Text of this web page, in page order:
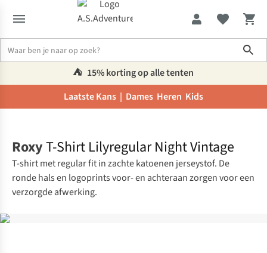
⛺️ 15% korting op alle tenten
Laatste Kans | Dames Heren Kids
RoxyT-Shirt Lilyregular Night Vintage
T-shirt met regular fit in zachte katoenen jerseystof. De
ronde hals en logoprints voor- en achteraan zorgen voor een
verzorgde afwerking.